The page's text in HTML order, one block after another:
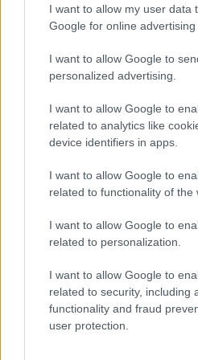
I want to allow my user data
Google for online advertising
I want to allow Google to
personalized advertising.
I want to allow Google to
related to analytics like
device identifiers in apps.
I want to allow Google to
related to functionality of the
I want to allow Google to
related to personalization.
I want to allow Google to
related to security, including
functionality and fraud
user protection.
5 ώρες πριν
Οργανωμένες
ευρώ μπορεί να
οικογενειακή εξόρμηση
ENIKOS